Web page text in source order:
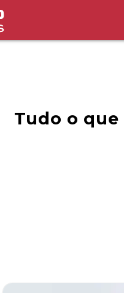
Tudo o que